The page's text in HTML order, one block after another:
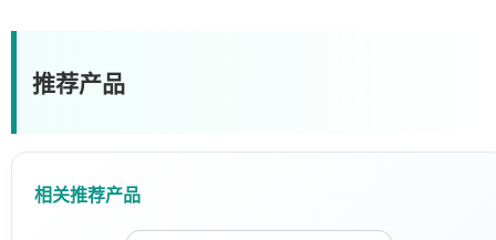
推荐产品
相关推荐产品